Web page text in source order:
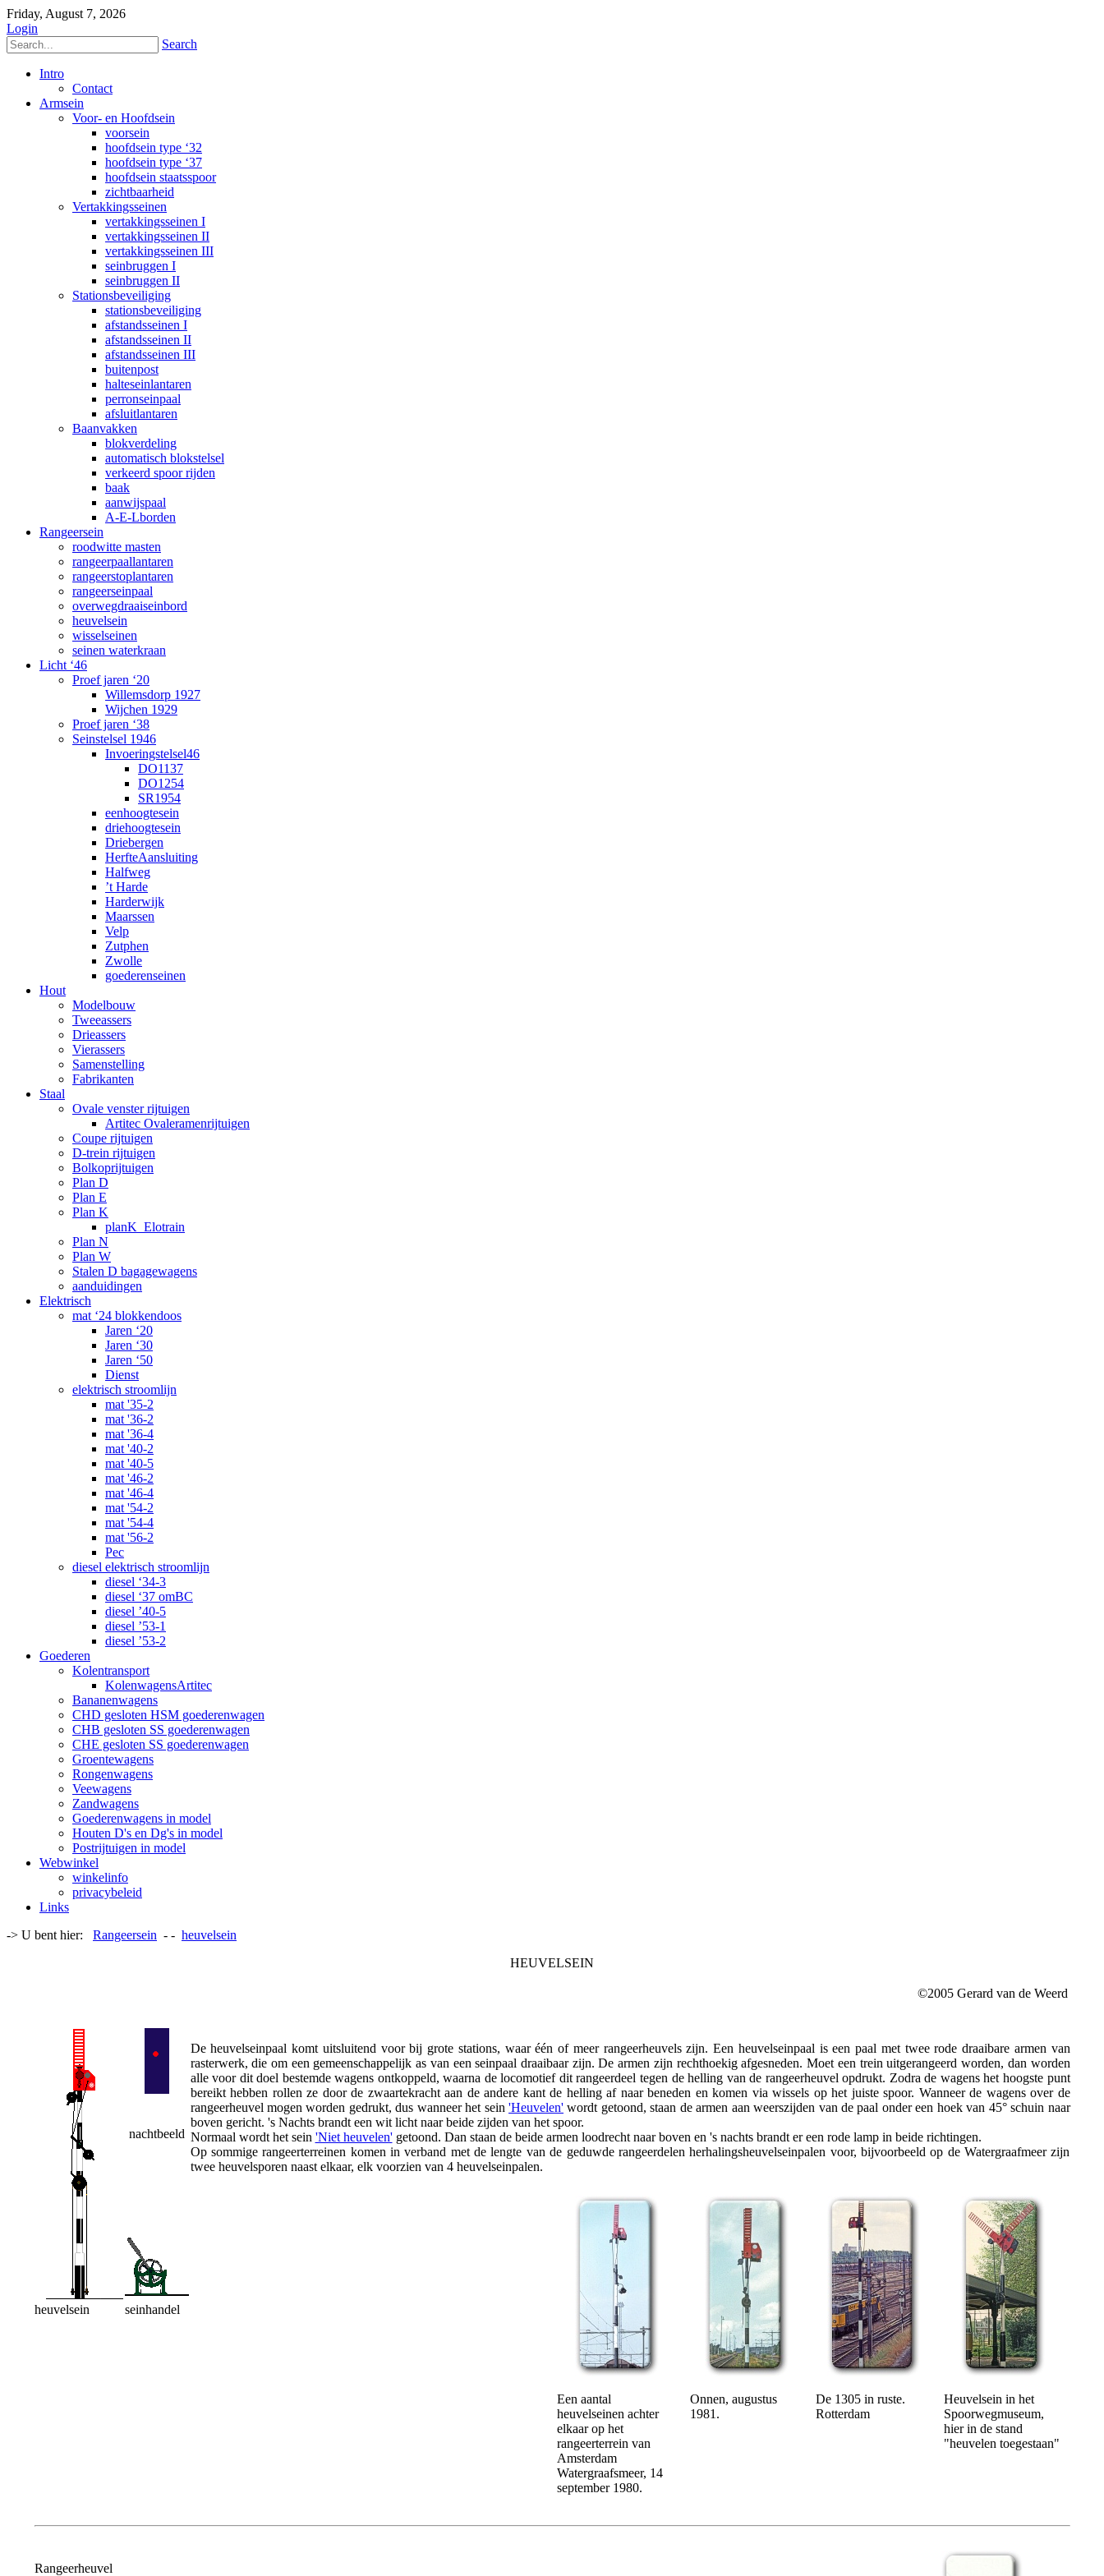
Friday, August 7, 2026
Login
Search
Intro
Contact
Armsein
Voor- en Hoofdsein
voorsein
hoofdsein type ‘32
hoofdsein type ‘37
hoofdsein staatsspoor
zichtbaarheid
Vertakkingsseinen
vertakkingsseinen I
vertakkingsseinen II
vertakkingsseinen III
seinbruggen I
seinbruggen II
Stationsbeveiliging
stationsbeveiliging
afstandsseinen I
afstandsseinen II
afstandsseinen III
buitenpost
halteseinlantaren
perronseinpaal
afsluitlantaren
Baanvakken
blokverdeling
automatisch blokstelsel
verkeerd spoor rijden
baak
aanwijspaal
A-E-Lborden
Rangeersein
roodwitte masten
rangeerpaallantaren
rangeerstoplantaren
rangeerseinpaal
overwegdraaiseinbord
heuvelsein
wisselseinen
seinen waterkraan
Licht ‘46
Proef jaren ‘20
Willemsdorp 1927
Wijchen 1929
Proef jaren ‘38
Seinstelsel 1946
Invoeringstelsel46
DO1137
DO1254
SR1954
eenhoogtesein
driehoogtesein
Driebergen
HerfteAansluiting
Halfweg
’t Harde
Harderwijk
Maarssen
Velp
Zutphen
Zwolle
goederenseinen
Hout
Modelbouw
Tweeassers
Drieassers
Vierassers
Samenstelling
Fabrikanten
Staal
Ovale venster rijtuigen
Artitec Ovaleramenrijtuigen
Coupe rijtuigen
D-trein rijtuigen
Bolkoprijtuigen
Plan D
Plan E
Plan K
planK_Elotrain
Plan N
Plan W
Stalen D bagagewagens
aanduidingen
Elektrisch
mat ‘24 blokkendoos
Jaren ‘20
Jaren ‘30
Jaren ‘50
Dienst
elektrisch stroomlijn
mat '35-2
mat '36-2
mat '36-4
mat '40-2
mat '40-5
mat '46-2
mat '46-4
mat '54-2
mat '54-4
mat '56-2
Pec
diesel elektrisch stroomlijn
diesel ‘34-3
diesel ‘37 omBC
diesel ’40-5
diesel ’53-1
diesel ’53-2
Goederen
Kolentransport
KolenwagensArtitec
Bananenwagens
CHD gesloten HSM goederenwagen
CHB gesloten SS goederenwagen
CHE gesloten SS goederenwagen
Groentewagens
Rongenwagens
Veewagens
Zandwagens
Goederenwagens in model
Houten D's en Dg's in model
Postrijtuigen in model
Webwinkel
winkelinfo
privacybeleid
Links
-> U bent hier: Rangeersein - - heuvelsein
HEUVELSEIN
©2005 Gerard van de Weerd
nachtbeeld
heuvelsein seinhandel
De heuvelseinpaal komt uitsluitend voor bij grote stations, waar één of meer rangeerheuvels zijn. Een heuvelseinpaal is een paal met twee rode draaibare armen van
rasterwerk, die om een gemeenschappelijk as van een seinpaal draaibaar zijn. De armen zijn rechthoekig afgesneden. Moet een trein uitgerangeerd worden, dan worden
alle voor dit doel bestemde wagens ontkoppeld, waarna de locomotief dit rangeerdeel tegen de helling van de rangeerheuvel opdrukt. Zodra de wagens het hoogste punt
bereikt hebben rollen ze door de zwaartekracht aan de andere kant de helling af naar beneden en komen via wissels op het juiste spoor. Wanneer de wagens over de
rangeerheuvel mogen worden gedrukt, dus wanneer het sein'Heuvelen' wordt getoond, staan de armen aan weerszijden van de paal onder een hoek van 45° schuin naar
boven gericht. 's Nachts brandt een wit licht naar beide zijden van het spoor.
Normaal wordt het sein 'Niet heuvelen'getoond. Dan staan de beide armen loodrecht naar boven en 's nachts brandt er een rode lamp in beide richtingen.
Op sommige rangeerterreinen komen in verband met de lengte van de geduwde rangeerdelen herhalingsheuvelseinpalen voor, bijvoorbeeld op de Watergraafmeer zijn
twee heuvelsporen naast elkaar, elk voorzien van 4 heuvelseinpalen.
Een aantal
heuvelseinen achter
elkaar op het
rangeerterrein van
Amsterdam
Watergraafsmeer, 14
september 1980.
Onnen, augustus
1981.
De 1305 in ruste.
Rotterdam
Heuvelsein in het
Spoorwegmuseum,
hier in de stand
"heuvelen toegestaan"
Rangeerheuvel